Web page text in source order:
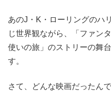
あのJ・K・ローリングのハ
じ世界観ながら、「ファン
使いの旅」のストリーの舞
す。
さて、どんな映画だったんで